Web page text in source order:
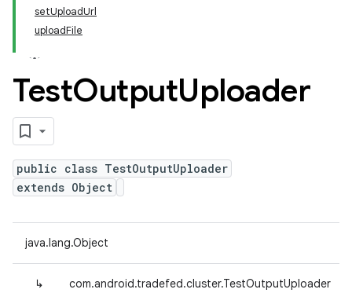
setUploadUrl
uploadFile
TestOutputUploader
public class TestOutputUploader
extends Object
java.lang.Object
↳ com.android.tradefed.cluster.TestOutputUploader